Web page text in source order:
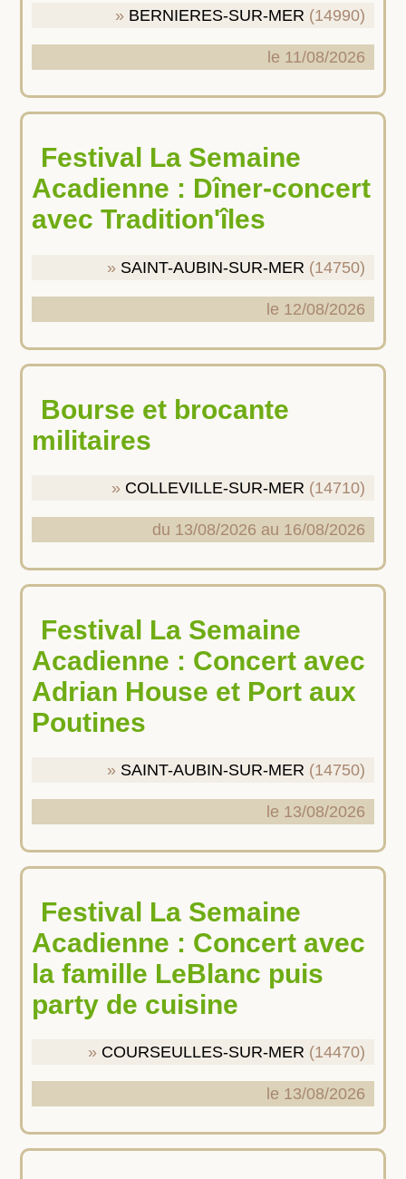
BERNIERES-SUR-MER (14990)
le 11/08/2026
Festival La Semaine
Acadienne : Dîner-concert
avec Tradition'îles
SAINT-AUBIN-SUR-MER (14750)
le 12/08/2026
Bourse et brocante
militaires
COLLEVILLE-SUR-MER (14710)
du 13/08/2026 au 16/08/2026
Festival La Semaine
Acadienne : Concert avec
Adrian House et Port aux
Poutines
SAINT-AUBIN-SUR-MER (14750)
le 13/08/2026
Festival La Semaine
Acadienne : Concert avec
la famille LeBlanc puis
party de cuisine
COURSEULLES-SUR-MER (14470)
le 13/08/2026